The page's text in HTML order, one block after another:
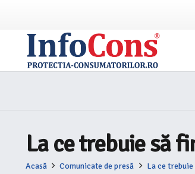
La ce trebuie să
Acasă Comunicate de presă La ce